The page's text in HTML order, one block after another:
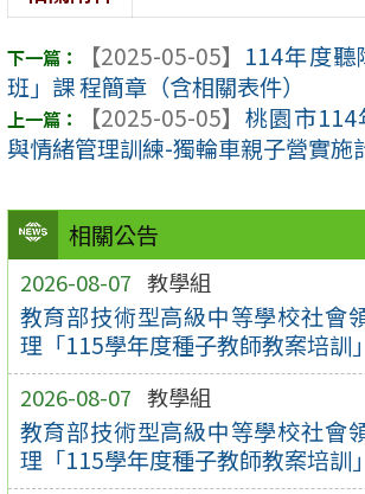
相關公告
2026-08-07 教學組
教育部技術型高級中等學校社會
理「115學年度種子教師教案培訓」
2026-08-07 教學組
教育部技術型高級中等學校社會
理「115學年度種子教師教案培訓」
【2025-05-05】 114年度
班」課 程簡章（含相關表件）
【2025-05-05】 桃園市114
與情緒管理訓練-獨輪車親子營實施